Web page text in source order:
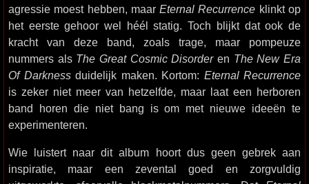
agressie moest hebben, maarEternal Recurrence klinkt op
het eerste gehoor wel héél statig. Toch blijkt dat ook de
kracht van deze band, zoals trage, maar pompeuze
nummers als The Great Cosmic Disorderen The New Era
Of Darknessduidelijk maken. Kortom: Eternal Recurrence
is zeker niet meer van hetzelfde, maar laat een herboren
band horen die niet bang is om met nieuwe ideeën te
experimenteren.
Wie luistert naar dit album hoort dus geen gebrek aan
inspiratie, maar een zevental goed en zorgvuldig